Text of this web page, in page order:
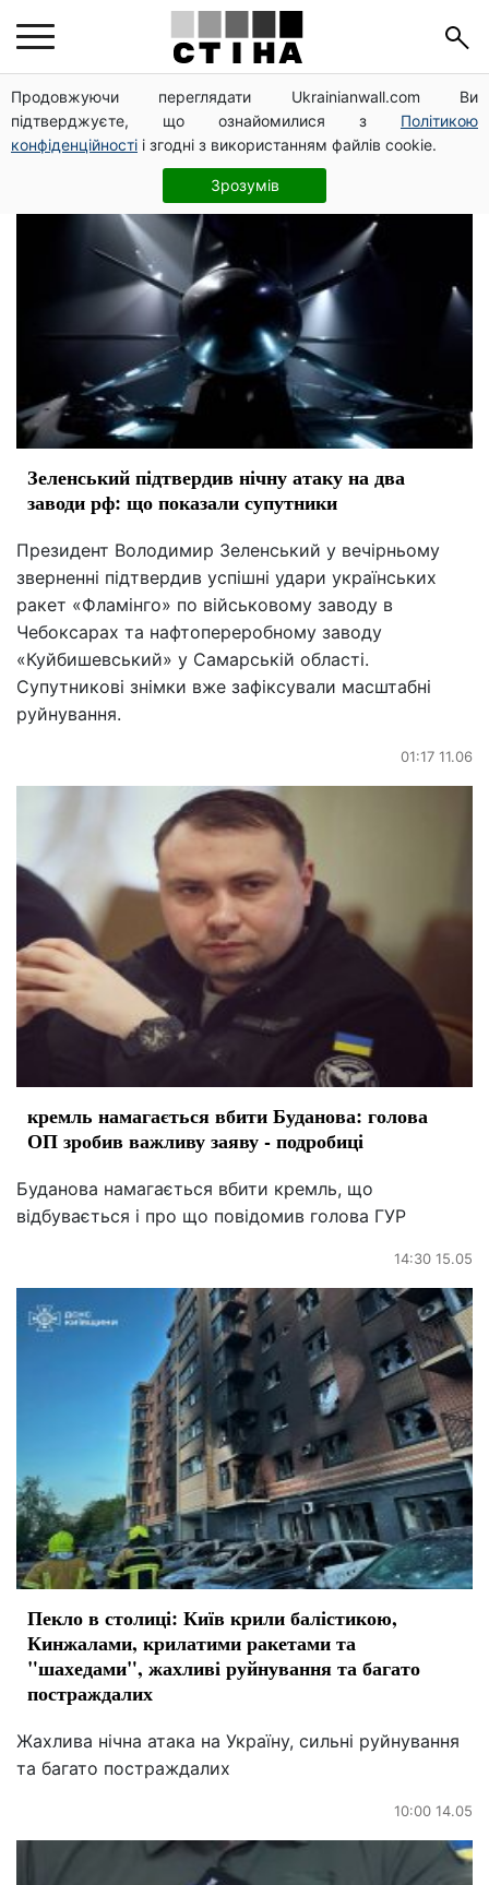
Продовжуючи переглядати Ukrainianwall.com Ви
підтверджуєте, що ознайомилися з Політикою
конфіденційності і згодні з використанням файлів cookie.
Зрозумів
война
Зеленський підтвердив нічну атаку на два
заводи рф: що показали супутники
Президент Володимир Зеленський у вечірньому
зверненні підтвердив успішні удари українських
ракет «Фламінго» по військовому заводу в
Чебоксарах та нафтопереробному заводу
«Куйбишевський» у Самарській області.
Супутникові знімки вже зафіксували масштабні
руйнування.
01:17 11.06
кремль намагається вбити Буданова: голова
ОП зробив важливу заяву - подробиці
Буданова намагається вбити кремль, що
відбувається і про що повідомив голова ГУР
14:30 15.05
Пекло в столиці: Київ крили балістикою,
Кинжалами, крилатими ракетами та
"шахедами", жахливі руйнування та багато
постраждалих
Жахлива нічна атака на Україну, сильні руйнування
та багато постраждалих
10:00 14.05